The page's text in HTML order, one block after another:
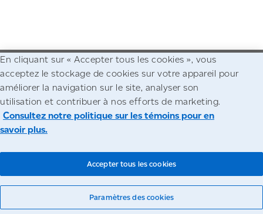
Allez à la page d'accueil de Postes Canada
Accessibilité Avis juridiques Confidentialité
En cliquant sur « Accepter tous les cookies », vous
acceptez le stockage de cookies sur votre appareil pour
améliorer la navigation sur le site, analyser son
utilisation et contribuer à nos efforts de marketing.
Consultez notre politique sur les témoins pour en
savoir plus.
Paramètres des cookies
Accepter tous les cookies